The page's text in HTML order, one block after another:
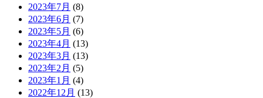
2023年7月 (8)
2023年6月 (7)
2023年5月 (6)
2023年4月 (13)
2023年3月 (13)
2023年2月 (5)
2023年1月 (4)
2022年12月 (13)